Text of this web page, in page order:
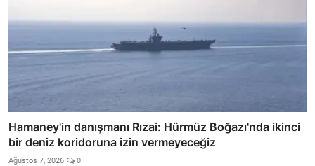
Hamaney'in danışmanı Rızai: Hürmüz Boğazı'nda ikinci
bir deniz koridoruna izin vermeyeceğiz
Ağustos 7, 2026 0